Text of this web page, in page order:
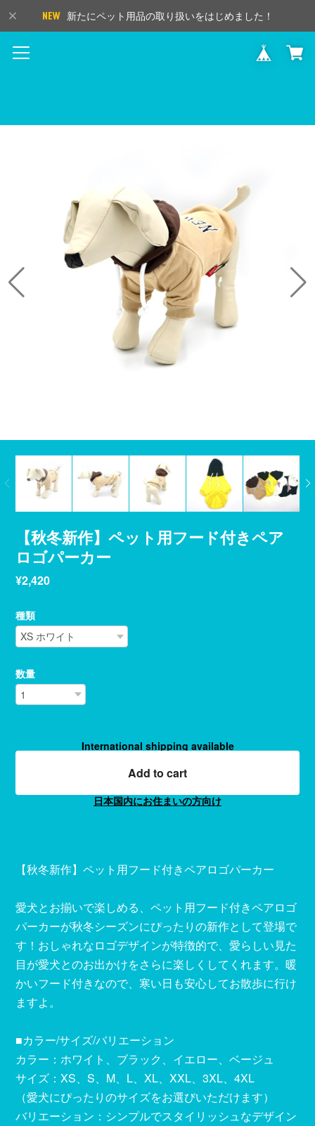
新たにペット用品の取り扱いをはじめました！
【秋冬新作】ペット用フード付きペア
ロゴパーカー
¥2,420
種類
数量
International shipping available
Add to cart
日本国内にお住まいの方向け
【秋冬新作】ペット用フード付きペアロゴパーカー
愛犬とお揃いで楽しめる、ペット用フード付きペアロゴ
パーカーが秋冬シーズンにぴったりの新作として登場で
す！おしゃれなロゴデザインが特徴的で、愛らしい見た
目が愛犬とのお出かけをさらに楽しくしてくれます。暖
かいフード付きなので、寒い日も安心してお散歩に行け
ますよ。
■カラー/サイズ/バリエーション
カラー：ホワイト、ブラック、イエロー、ベージュ
サイズ：XS、S、M、L、XL、XXL、3XL、4XL
（愛犬にぴったりのサイズをお選びいただけます）
バリエーション：シンプルでスタイリッシュなデザイン